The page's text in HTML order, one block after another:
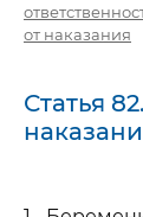
от наказания
Статья